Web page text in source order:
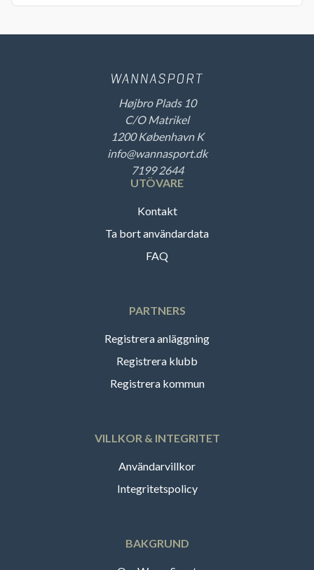
Højbro Plads 10
C/O Matrikel
1200 København K
info@wannasport.dk
7199 2644
UTÖVARE
Kontakt
Ta bort användardata
FAQ
PARTNERS
Registrera anläggning
Registrera klubb
Registrera kommun
VILLKOR & INTEGRITET
Användarvillkor
Integritetspolicy
BAKGRUND